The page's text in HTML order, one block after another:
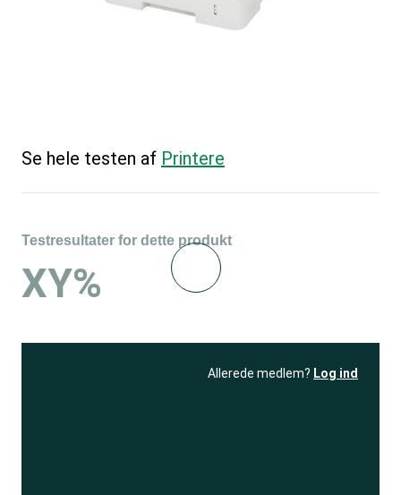
Se hele testen af Printere
Testresultater for dette produkt
XY%
Allerede medlem? Log ind